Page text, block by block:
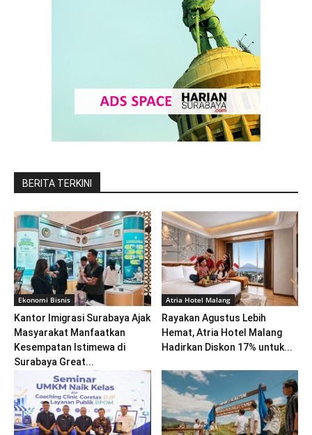
BERITA TERKINI
Ekonomi Bisnis
Kantor Imigrasi Surabaya Ajak
Masyarakat Manfaatkan
Kesempatan Istimewa di
Surabaya Great...
Atria Hotel Malang
Rayakan Agustus Lebih
Hemat, Atria Hotel Malang
Hadirkan Diskon 17% untuk...